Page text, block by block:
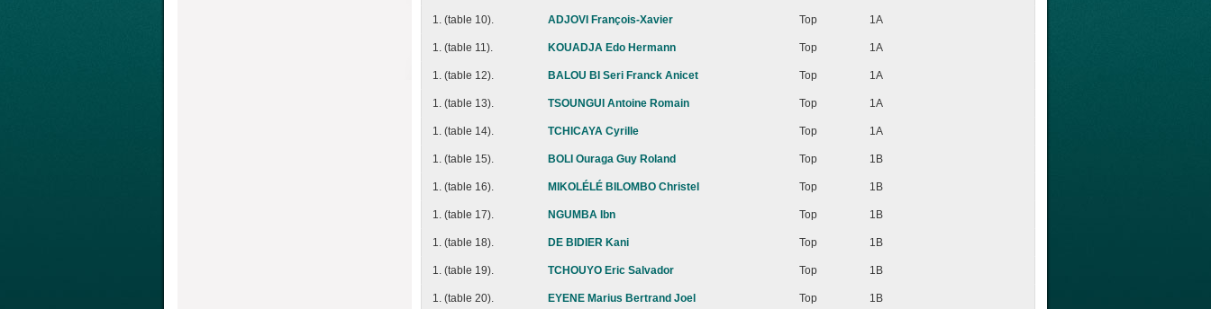
1. (table 10). ADJOVI François-Xavier Top 1A
1. (table 11). KOUADJA Edo Hermann Top 1A
1. (table 12). BALOU BI Seri Franck Anicet Top 1A
1. (table 13). TSOUNGUI Antoine Romain Top 1A
1. (table 14). TCHICAYA Cyrille Top 1A
1. (table 15). BOLI Ouraga Guy Roland Top 1B
1. (table 16). MIKOLÉLÉ BILOMBO Christel Top 1B
1. (table 17). NGUMBA Ibn Top 1B
1. (table 18). DE BIDIER Kani Top 1B
1. (table 19). TCHOUYO Eric Salvador Top 1B
1. (table 20). EYENE Marius Bertrand Joel Top 1B